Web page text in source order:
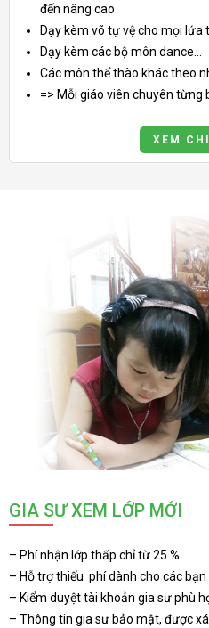
đến nâng cao
Dạy kèm võ tự vệ cho mọi lứa
Dạy kèm các bộ môn dance...
Các môn thể thào khác theo
=> Mỗi giáo viên chuyên từng
XEM
GIA SƯ XEM LỚP MỚI
– Phí nhận lớp thấp chỉ từ 25 %
– Hỗ trợ thiếu phí dành cho các bạn
– Kiểm duyệt tài khoản gia sư phù
– Thông tin gia sư bảo mật, được